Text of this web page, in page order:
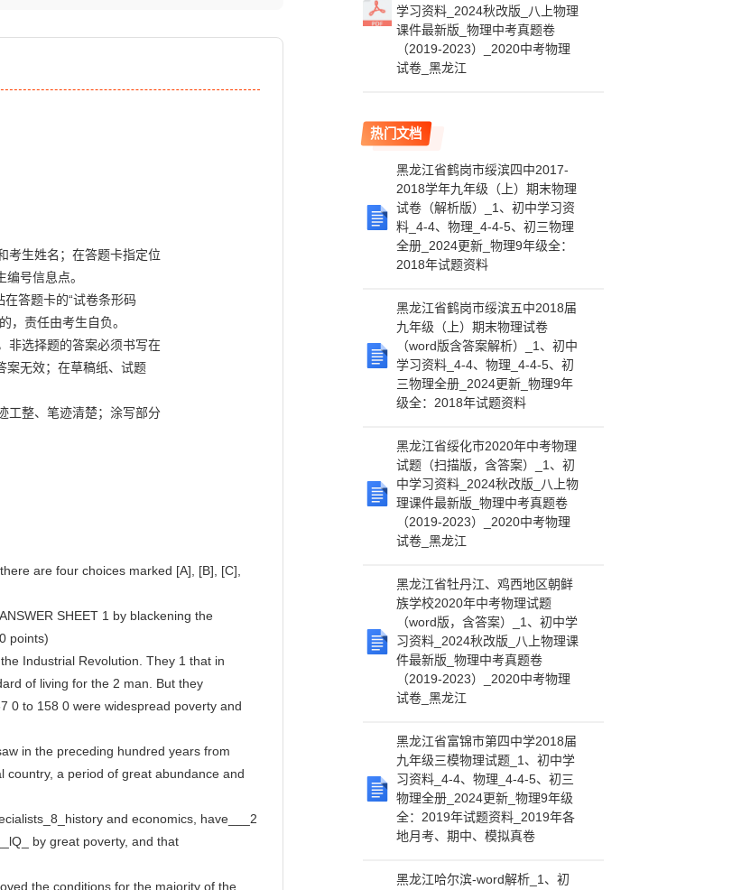
学习资料_2024秋改版_八上物理
课件最新版_物理中考真题卷
（2019-2023）_2020中考物理
试卷_黑龙江
热门文档
黑龙江省鹤岗市绥滨四中2017-
2018学年九年级（上）期末物理
试卷（解析版）_1、初中学习资
料_4-4、物理_4-4-5、初三物理
全册_2024更新_物理9年级全：
2018年试题资料
黑龙江省鹤岗市绥滨五中2018届
九年级（上）期末物理试卷
（word版含答案解析）_1、初中
学习资料_4-4、物理_4-4-5、初
三物理全册_2024更新_物理9年
级全：2018年试题资料
黑龙江省绥化市2020年中考物理
试题（扫描版，含答案）_1、初
中学习资料_2024秋改版_八上物
理课件最新版_物理中考真题卷
（2019-2023）_2020中考物理
试卷_黑龙江
黑龙江省牡丹江、鸡西地区朝鲜
族学校2020年中考物理试题
（word版，含答案）_1、初中学
习资料_2024秋改版_八上物理课
件最新版_物理中考真题卷
（2019-2023）_2020中考物理
试卷_黑龙江
黑龙江省富锦市第四中学2018届
九年级三模物理试题_1、初中学
习资料_4-4、物理_4-4-5、初三
物理全册_2024更新_物理9年级
全：2019年试题资料_2019年各
地月考、期中、模拟真卷
黑龙江哈尔滨-word解析_1、初